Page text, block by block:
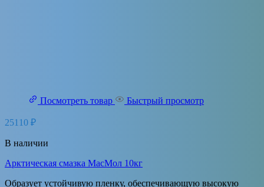
Посмотреть товар Быстрый просмотр
25110 ₽
В наличии
Арктическая смазка МасМол 10кг
Образует устойчивую пленку, обеспечивающую высокую